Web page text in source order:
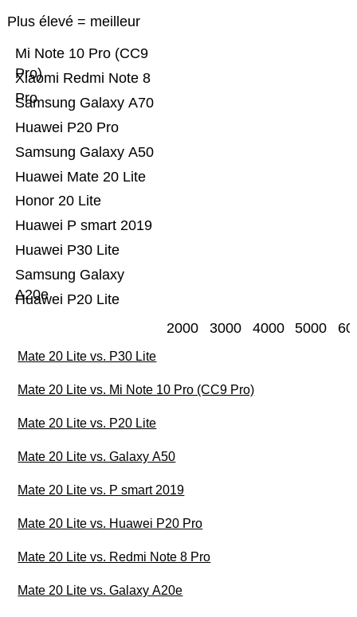
Plus élevé = meilleur
Huawei P20 Lite
Samsung Galaxy
A20e
Huawei P30 Lite
Huawei P smart 2019
Honor 20 Lite
Huawei Mate 20 Lite
Samsung Galaxy A50
Huawei P20 Pro
Samsung Galaxy A70
Xiaomi Redmi Note 8
Pro
Mi Note 10 Pro (CC9
Pro)
2000 3000 4000 5000
Mate 20 Lite vs. P30 Lite
Mate 20 Lite vs. Mi Note 10 Pro (CC9 Pro)
Mate 20 Lite vs. P20 Lite
Mate 20 Lite vs. Galaxy A50
Mate 20 Lite vs. P smart 2019
Mate 20 Lite vs. Huawei P20 Pro
Mate 20 Lite vs. Redmi Note 8 Pro
Mate 20 Lite vs. Galaxy A20e